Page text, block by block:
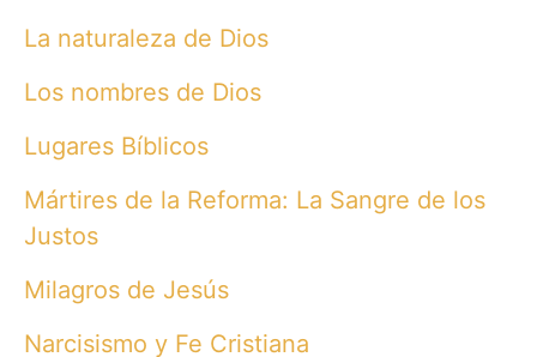
La naturaleza de Dios
Los nombres de Dios
Lugares Bíblicos
Mártires de la Reforma: La Sangre de los
Justos
Milagros de Jesús
Narcisismo y Fe Cristiana